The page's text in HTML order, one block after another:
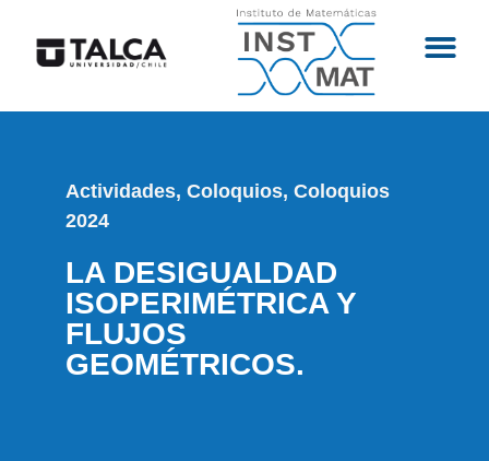
Actividades, Coloquios, Coloquios
2024
LA DESIGUALDAD
ISOPERIMÉTRICA Y
FLUJOS
GEOMÉTRICOS.